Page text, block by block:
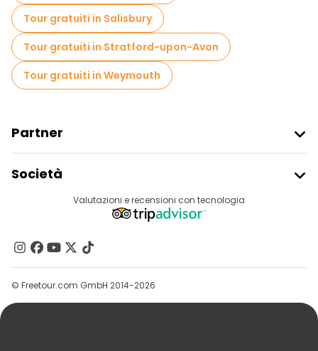
Tour gratuiti in Salisbury
Tour gratuiti in Stratford-upon-Avon
Tour gratuiti in Weymouth
Partner
Accesso Del Fornitore
Programma Di Affiliazione
Società
Destinazioni
Contattaci
Gruppi
Aiuto
Valutazioni e recensioni con tecnologia
© Freetour.com GmbH 2014-2026